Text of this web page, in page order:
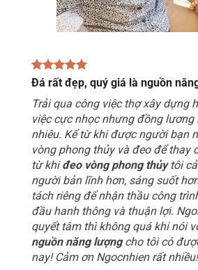
Đá rất đẹp, quý giá là nguồn
Trải qua công việc thợ xây dựng
việc cực nhọc nhưng đồng
nhiêu. Kể từ khi được người bạn
vòng phong thủy và đeo để thay
từ khiđeo vòng phong thủytôi
người bản lĩnh hơn, sáng suốt
tách riêng để nhận thầu công
đầu hanh thông và thuận lợi.
quyết tâm thì không quá khi nói
nguồn năng lượngcho tôi có
nay! Cảm ơn Ngocnhien rất nhiều!